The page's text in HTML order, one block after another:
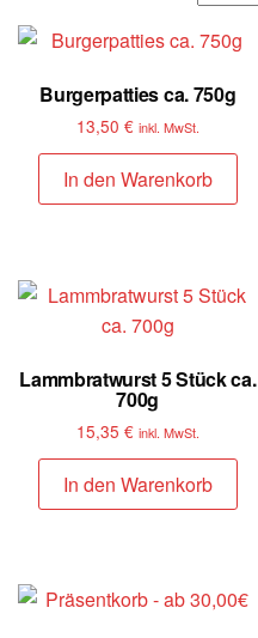
Burgerpatties ca. 750g
13,50 € inkl. MwSt.
In den Warenkorb
Lammbratwurst 5 Stück ca.
700g
15,35 € inkl. MwSt.
In den Warenkorb